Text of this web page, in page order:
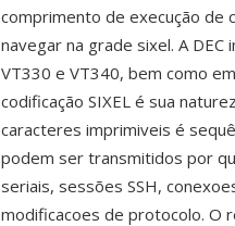
comprimento de execução de
navegar na grade sixel. A
VT330 e VT340, bem como
codificação SIXEL é sua
caracteres imprimiveis é
podem ser transmitidos por
seriais, sessões SSH,
modificacoes de protocolo. O